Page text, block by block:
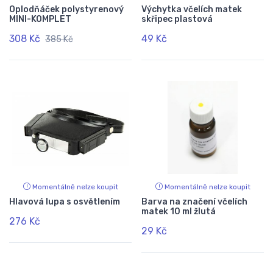
Oplodňáček polystyrenový
MINI-KOMPLET
308 Kč 385 Kč
Výchytka včelích matek
skřipec plastová
49 Kč
Momentálně nelze koupit
Hlavová lupa s osvětlením
276 Kč
Momentálně nelze koupit
Barva na značení včelích
matek 10 ml žlutá
29 Kč